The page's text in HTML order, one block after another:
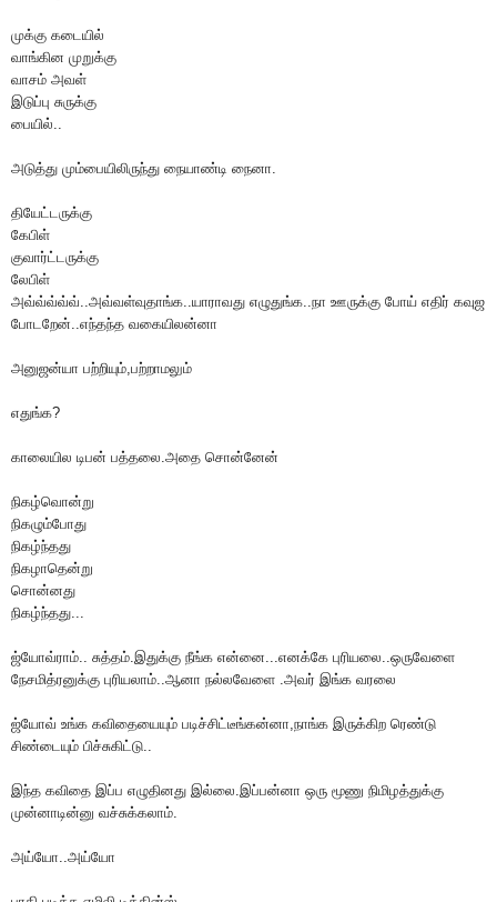
முக்கு கடையில்
வாங்கின முறுக்கு
வாசம் அவள்
இடுப்பு சுருக்கு
பையில்..
அடுத்து மும்பையிலிருந்து நையாண்டி நைனா.
தியேட்டருக்கு
கேபிள்
குவார்ட்டருக்கு
லேபிள்
அவ்வ்வ்வ்வ்..அவ்வள்வுதாங்க..யாராவது எழுதுங்க..நா ஊருக்கு போய் எதிர் கவுஜ
போடறேன்..எந்தந்த வகையிலன்னா
அனுஜன்யா பற்றியும்,பற்றாமலும்
எதுங்க?
காலையில டிபன் பத்தலை.அதை சொன்னேன்
நிகழ்வொன்று
நிகழும்போது
நிகழ்ந்தது
நிகழாதென்று
சொன்னது
நிகழ்ந்தது...
ஜ்யோவ்ராம்.. சுத்தம்.இதுக்கு நீங்க என்னை...எனக்கே புரியலை..ஒருவேளை
நேசமித்ரனுக்கு புரியலாம்..ஆனா நல்லவேளை .அவர் இங்க வரலை
ஜ்யோவ் உங்க கவிதையையும் படிச்சிட்டீங்கன்னா,நாங்க இருக்கிற ரெண்டு
சிண்டையும் பிச்சுகிட்டு..
இந்த கவிதை இப்ப எழுதினது இல்லை.இப்பன்னா ஒரு மூணு நிமிழத்துக்கு
முன்னாடின்னு வச்சுக்கலாம்.
அய்யோ..அய்யோ